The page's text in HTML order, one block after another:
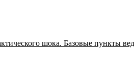
шока. Базовые пункты